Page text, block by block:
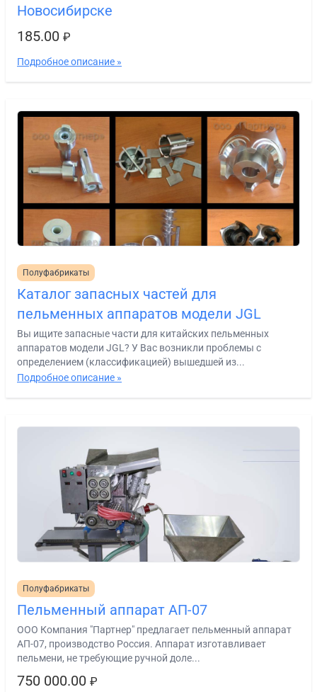
Новосибирске
185.00 ₽
Подробное описание »
Полуфабрикаты
Каталог запасных частей для
пельменных аппаратов модели JGL
Вы ищите запасные части для китайских пельменных
аппаратов модели JGL? У Вас возникли проблемы с
определением (классификацией) вышедшей из...
Подробное описание »
Полуфабрикаты
Пельменный аппарат АП-07
ООО Компания "Партнер" предлагает пельменный аппарат
АП-07, производство Россия. Аппарат изготавливает
пельмени, не требующие ручной доле...
750 000.00 ₽